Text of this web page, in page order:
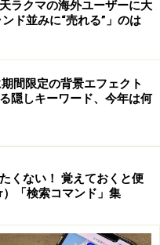
さらに、ロック画面か
のもおすすめです。
カードを抜いて別の端
てしまうため、SIMカー
安全性が高まります。
け、SNSなどのパスワ
ておくと安心です。
るこれだけのこと
ラクマの海外ユーザーに大
ド並みに“売れる”」のは
期間限定の背景エフェクト
隠しキーワード、今年は何
くない！ 覚えておくと便
「検索コマンド」集